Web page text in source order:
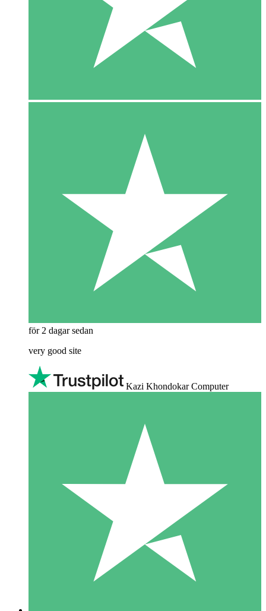
för 2 dagar sedan
very good site
Kazi Khondokar Computer